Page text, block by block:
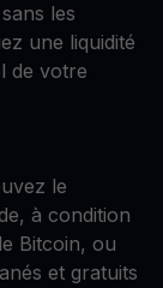
les
une liquidité
de votre
le
à condition
Bitcoin, ou
et gratuits